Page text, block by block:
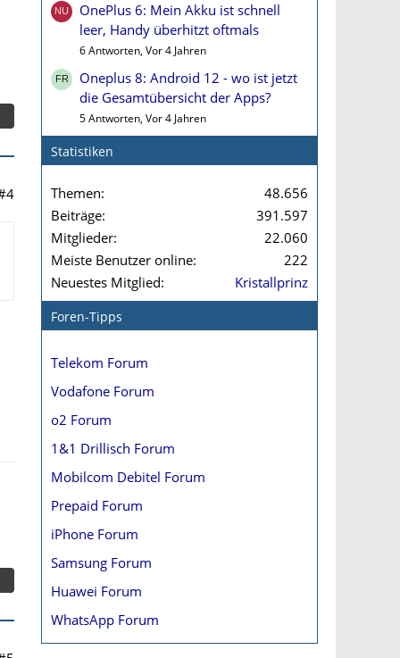
OnePlus 6: Mein Akku ist schnell
leer, Handy überhitzt oftmals
6 Antworten, Vor 4 Jahren
Oneplus 8: Android 12 - wo ist jetzt
die Gesamtübersicht der Apps?
5 Antworten, Vor 4 Jahren
Statistiken
Themen
48.656
Beiträge
391.597
Mitglieder
22.060
Meiste Benutzer online
222
Neuestes Mitglied
Kristallprinz
Foren-Tipps
Telekom Forum
Vodafone Forum
o2 Forum
1&1 Drillisch Forum
Mobilcom Debitel Forum
Prepaid Forum
iPhone Forum
Samsung Forum
Huawei Forum
WhatsApp Forum